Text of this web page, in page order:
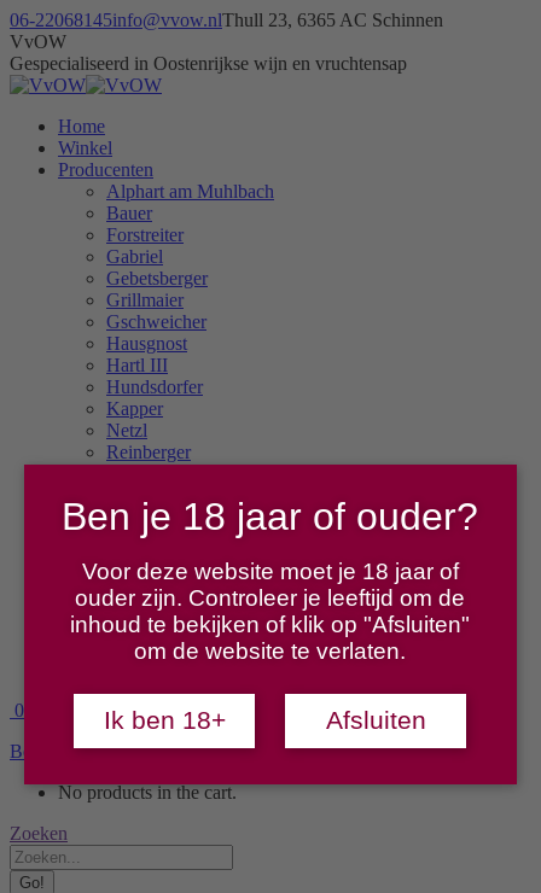
Skip
to
content
06-22068145info@vvow.nlThull 23, 6365 AC Schinnen
Facebook
page
opens
new
window
Instagram
page
opens
new
window
X
page
opens
new
window
VvOW
Gespecialiseerd in Oostenrijkse wijn en vruchtensap
Home
Winkel
Producenten
Alphart am Muhlbach
Bauer
Forstreiter
Gabriel
Gebetsberger
Grillmaier
Gschweicher
Hausgnost
Hartl III
Hundsdorfer
Kapper
Netzl
Reinberger
Stadlmann
Steiner
Stift Klosterneuburg
Szigeti
Wachter
Proeverijen
0
Bekijk winkelmandAfrekenen
No products in the cart.
Search:
Zoeken
Ben je 18 jaar of ouder?
Voor deze website moet je 18 jaar of
ouder zijn. Controleer je leeftijd om de
inhoud te bekijken of klik op "Afsluiten"
om de website te verlaten.
Ik ben 18+ Afsluiten